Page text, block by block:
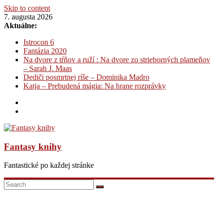
Skip to content
7. augusta 2026
Aktuálne:
Istrocon 6
Fantázia 2020
Na dvore z tŕňov a ruží : Na dvore zo strieborných plameňov
– Sarah J. Maas
Dediči posmrtnej ríše – Dominika Madro
Katja – Prebudená mágia: Na hrane rozprávky
Fantasy knihy
Fantastické po každej stránke